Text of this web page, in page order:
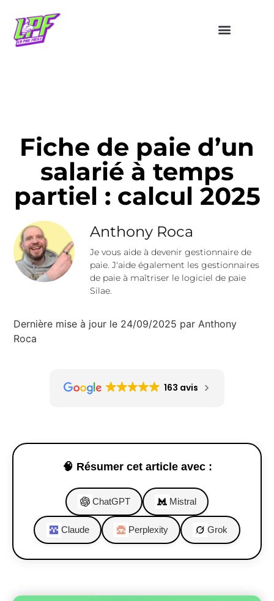
Fiche de paie d’un
salarié à temps
partiel : calcul 2025
Anthony Roca
Je vous aide à devenir gestionnaire de
paie. J'aide également les gestionnaires
de paie à maîtriser le logiciel de paie
Silae.
Dernière mise à jour le 24/09/2025 par Anthony
Roca
163 avis
🧠 Résumer cet article avec :
ChatGPT Mistral
Claude Perplexity Grok